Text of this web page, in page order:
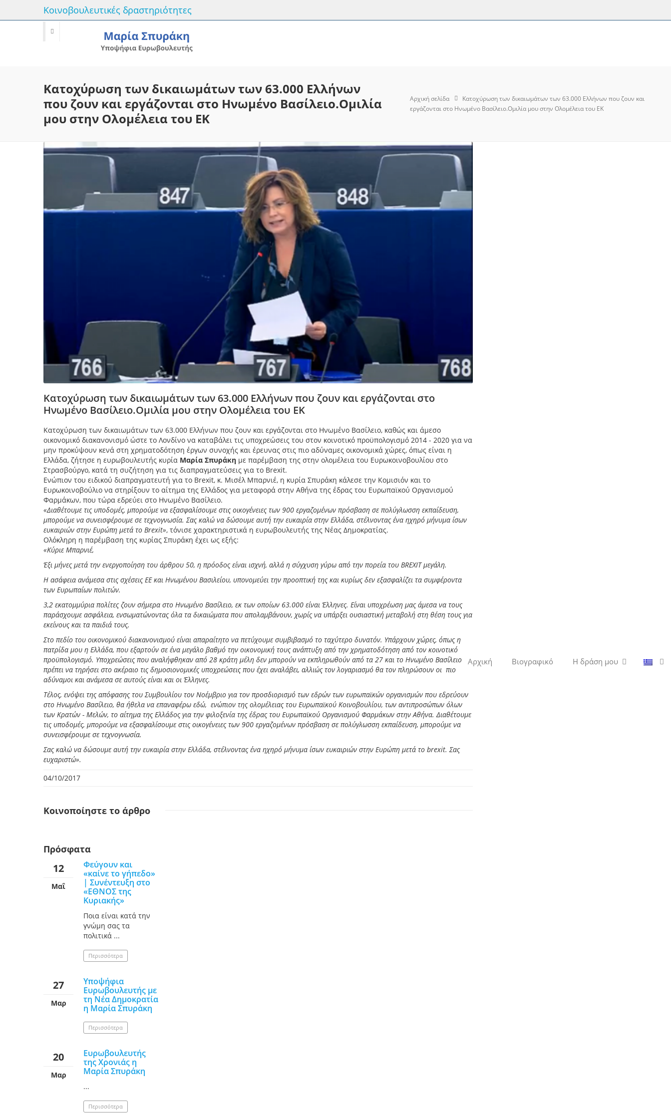
Κοινοβουλευτικές δραστηριότητες
Αρχική Βιογραφικό Η δράση μου
Κατοχύρωση των δικαιωμάτων των 63.000 Ελλήνων
που ζουν και εργάζονται στο Ηνωμένο Βασίλειο.Ομιλία
μου στην Ολομέλεια του ΕΚ
Αρχική σελίδα
Κατοχύρωση των δικαιωμάτων των 63.000 Ελλήνων που ζουν και
εργάζονται στο Ηνωμένο Βασίλειο.Ομιλία μου στην Ολομέλεια του ΕΚ
Κατοχύρωση των δικαιωμάτων των 63.000 Ελλήνων που ζουν και εργάζονται στο
Ηνωμένο Βασίλειο.Ομιλία μου στην Ολομέλεια του ΕΚ
Κατοχύρωση των δικαιωμάτων των 63.000 Ελλήνων που ζουν και εργάζονται στο Ηνωμένο Βασίλειο, καθώς και άμεσο
οικονομικό διακανονισμό ώστε το Λονδίνο να καταβάλει τις υποχρεώσεις του στον κοινοτικό προϋπολογισμό 2014 - 2020 για να
μην προκύψουν κενά στη χρηματοδότηση έργων συνοχής και έρευνας στις πιο αδύναμες οικονομικά χώρες, όπως είναι η
Ελλάδα, ζήτησε η ευρωβουλευτής κυρία Μαρία Σπυράκη με παρέμβαση της στην ολομέλεια του Ευρωκοινοβουλίου στο
Στρασβούργο, κατά τη συζήτηση για τις διαπραγματεύσεις για το Brexit.
Ενώπιον του ειδικού διαπραγματευτή για το Brexit, κ. Μισέλ Μπαρνιέ, η κυρία Σπυράκη κάλεσε την Κομισιόν και το
Ευρωκοινοβούλιο να στηρίξουν το αίτημα της Ελλάδος για μεταφορά στην Αθήνα της έδρας του Ευρωπαϊκού Οργανισμού
Φαρμάκων, που τώρα εδρεύει στο Ηνωμένο Βασίλειο.
«Διαθέτουμε τις υποδομές, μπορούμε να εξασφαλίσουμε στις οικογένειες των 900 εργαζομένων πρόσβαση σε πολύγλωσση εκπαίδευση,
μπορούμε να συνεισφέρουμε σε τεχνογνωσία. Σας καλώ να δώσουμε αυτή την ευκαιρία στην Ελλάδα, στέλνοντας ένα ηχηρό μήνυμα ίσων
ευκαιριών στην Ευρώπη μετά το Brexit», τόνισε χαρακτηριστικά η ευρωβουλευτής της Νέας Δημοκρατίας.
Ολόκληρη η παρέμβαση της κυρίας Σπυράκη έχει ως εξής:
«Κύριε Μπαρνιέ,
Έξι μήνες μετά την ενεργοποίηση του άρθρου 50, η πρόοδος είναι ισχνή, αλλά η σύγχυση γύρω από την πορεία του BREXIT μεγάλη.
Η ασάφεια ανάμεσα στις σχέσεις ΕΕ και Ηνωμένου Βασιλείου, υπονομεύει την προοπτική της και κυρίως δεν εξασφαλίζει τα συμφέροντα
των Ευρωπαίων πολιτών.
3,2 εκατομμύρια πολίτες ζουν σήμερα στο Ηνωμένο Βασίλειο, εκ των οποίων 63.000 είναι Έλληνες. Είναι υποχρέωση μας άμεσα να τους
παράσχουμε ασφάλεια, ενσωματώνοντας όλα τα δικαιώματα που απολαμβάνουν, χωρίς να υπάρξει ουσιαστική μεταβολή στη θέση τους για
εκείνους και τα παιδιά τους.
Στο πεδίο του οικονομικού διακανονισμού είναι απαραίτητο να πετύχουμε συμβιβασμό το ταχύτερο δυνατόν. Υπάρχουν χώρες, όπως η
πατρίδα μου η Ελλάδα, που εξαρτούν σε ένα μεγάλο βαθμό την οικονομική τους ανάπτυξη από την χρηματοδότηση από τον κοινοτικό
προϋπολογισμό. Υποχρεώσεις που αναλήφθηκαν από 28 κράτη μέλη δεν μπορούν να εκπληρωθούν από τα 27 και το Ηνωμένο Βασίλειο
πρέπει να τηρήσει στο ακέραιο τις δημοσιονομικές υποχρεώσεις που έχει αναλάβει, αλλιώς τον λογαριασμό θα τον πληρώσουν οι πιο
αδύναμοι και ανάμεσα σε αυτούς είναι και οι Έλληνες.
Τέλος, ενόψει της απόφασης του Συμβουλίου τον Νοέμβριο για τον προσδιορισμό των εδρών των ευρωπαϊκών οργανισμών που εδρεύουν
στο Ηνωμένο Βασίλειο, θα ήθελα να επαναφέρω εδώ, ενώπιον της ολομέλειας του Ευρωπαϊκού Κοινοβουλίου, των αντιπροσώπων όλων
των Κρατών - Μελών, το αίτημα της Ελλάδος για την φιλοξενία της έδρας του Ευρωπαϊκού Οργανισμού Φαρμάκων στην Αθήνα. Διαθέτουμε
τις υποδομές, μπορούμε να εξασφαλίσουμε στις οικογένειες των 900 εργαζομένων πρόσβαση σε πολύγλωσση εκπαίδευση, μπορούμε να
συνεισφέρουμε σε τεχνογνωσία.
Σας καλώ να δώσουμε αυτή την ευκαιρία στην Ελλάδα, στέλνοντας ένα ηχηρό μήνυμα ίσων ευκαιριών στην Ευρώπη μετά το brexit. Σας
ευχαριστώ».
04/10/2017
Κοινοποίηστε το άρθρο
Πρόσφατα
12
Μαΐ
Φεύγουν και
«καίνε το γήπεδο»
| Συνέντευξη στο
«ΕΘΝΟΣ της
Κυριακής»
Ποια είναι κατά την
γνώμη σας τα
πολιτικά ...
Περισσότερα
27
Μαρ
Υποψήφια
Ευρωβουλευτής με
τη Νέα Δημοκρατία
η Μαρία Σπυράκη
Περισσότερα
20
Μαρ
Ευρωβουλευτής
της Χρονιάς η
Μαρία Σπυράκη
...
Περισσότερα